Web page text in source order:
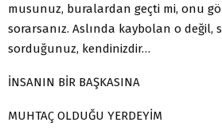
musunuz, buralardan geçti mi, onu
sorarsanız. Aslında kaybolan o değil,
sorduğunuz, kendinizdir…
İNSANIN BİR BAŞKASINA
MUHTAÇ OLDUĞU YERDEYİM